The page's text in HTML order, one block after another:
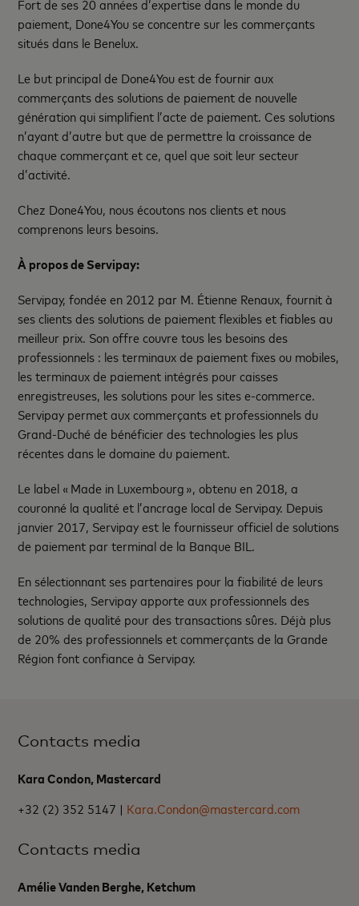
Fort de ses 20 années d’expertise dans le monde du
paiement, Done4You se concentre sur les commerçants
situés dans le Benelux.
Le but principal de Done4You est de fournir aux
commerçants des solutions de paiement de nouvelle
génération qui simplifient l’acte de paiement. Ces solutions
n’ayant d’autre but que de permettre la croissance de
chaque commerçant et ce, quel que soit leur secteur
d’activité.
Chez Done4You, nous écoutons nos clients et nous
comprenons leurs besoins.
À propos de Servipay:
Servipay, fondée en 2012 par M. Étienne Renaux, fournit à
ses clients des solutions de paiement flexibles et fiables au
meilleur prix. Son offre couvre tous les besoins des
professionnels : les terminaux de paiement fixes ou mobiles,
les terminaux de paiement intégrés pour caisses
enregistreuses, les solutions pour les sites e-commerce.
Servipay permet aux commerçants et professionnels du
Grand-Duché de bénéficier des technologies les plus
récentes dans le domaine du paiement.
Le label « Made in Luxembourg », obtenu en 2018, a
couronné la qualité et l’ancrage local de Servipay. Depuis
janvier 2017, Servipay est le fournisseur officiel de solutions
de paiement par terminal de la Banque BIL.
En sélectionnant ses partenaires pour la fiabilité de leurs
technologies, Servipay apporte aux professionnels des
solutions de qualité pour des transactions sûres. Déjà plus
de 20% des professionnels et commerçants de la Grande
Région font confiance à Servipay.
Contacts media
Kara Condon, Mastercard
+32 (2) 352 5147 | Kara.Condon@mastercard.com
Contacts media
Amélie Vanden Berghe, Ketchum